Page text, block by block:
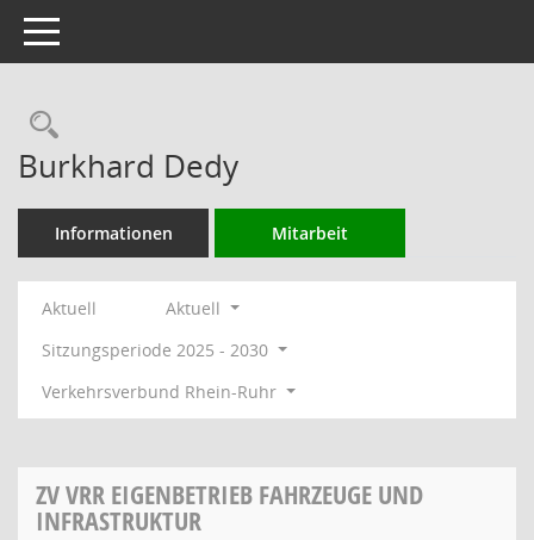
Toggle navigation
Rechercheauswahl
Burkhard Dedy
Informationen Mitarbeit
Aktuell
Aktuell
Sitzungsperiode 2025 - 2030
Verkehrsverbund Rhein-Ruhr
ZV VRR EIGENBETRIEB FAHRZEUGE UND
INFRASTRUKTUR